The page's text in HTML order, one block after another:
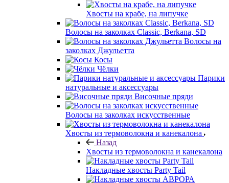
Хвосты на крабе, на липучке
Волосы на заколках Classic, Berkana, SD
Волосы на
заколках Джульетта
Косы
Чёлки
Парики
натуральные и аксессуары
Височные пряди
Волосы на заколках искусственные
Хвосты из термоволокна и канекалона
Назад
Хвосты из термоволокна и канекалона
Накладные хвосты Party Tail